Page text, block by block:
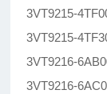
3VT9215-
3VT9215-
3VT9216-
3VT9216-